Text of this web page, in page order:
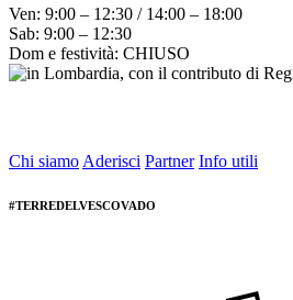
Ven: 9:00 – 12:30 / 14:00 – 18:00
Sab: 9:00 – 12:30
Dom e festività: CHIUSO
Chi siamo Aderisci Partner Info utili
#TERREDELVESCOVADO